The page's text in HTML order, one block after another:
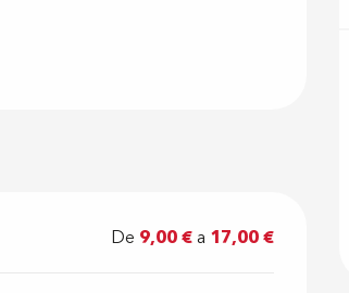
De 9,00 €a 17,00 €